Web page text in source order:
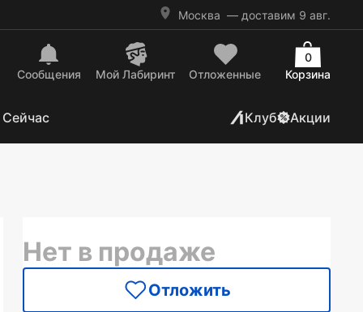
Москва — доставим 9 авг.
Сообщения Mой Лабиринт Отложенные Корзина
0
Клуб Акции
Нет в продаже
Отложить